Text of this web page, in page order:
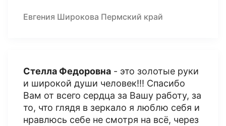
Евгения Широкова Пермский край
Стелла Федоровна - это золотые руки
и широкой души человек!!! Спасибо
Вам от всего сердца за Вашу работу, за
то, что глядя в зеркало я люблю себя и
нравлюсь себе не смотря на всё, через